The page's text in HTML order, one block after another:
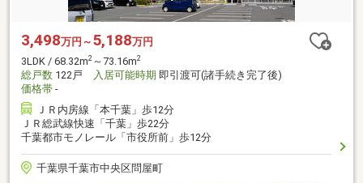
3,498万円～ 5,188万円
3LDK / 68.32m2 ～73.16m2
総戸数 122戸 入居可能時期 即引渡可(諸手続き完了後)
価格帯 -
ＪＲ内房線「本千葉」歩12分
ＪＲ総武線快速「千葉」歩22分
千葉都市モノレール「市役所前」歩12分
千葉県千葉市中央区問屋町